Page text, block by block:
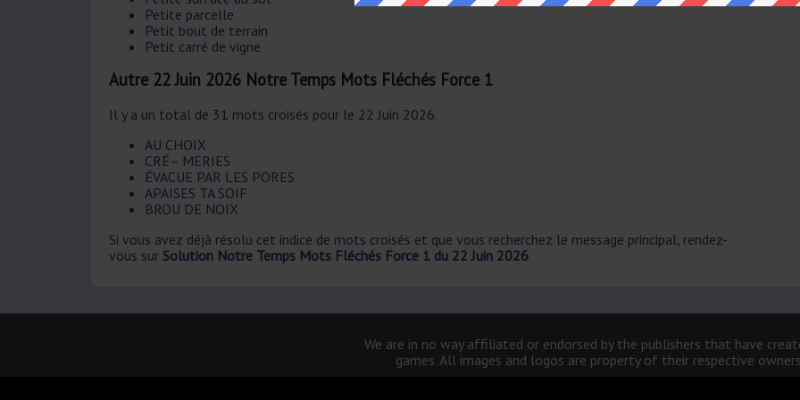
Petite parcelle
Petit bout de terrain
Petit carré de vigne
Autre 22 Juin 2026 Notre Temps Mots Fléchés Force 1
Il y a un total de 31 mots croisés pour le 22 Juin 2026.
AU CHOIX
CRÉ– MERIES
ÉVACUE PAR LES PORES
APAISES TA SOIF
BROU DE NOIX
Si vous avez déjà résolu cet indice de mots croisés et que vous recherchez le message principal, rendez-
vous sur Solution Notre Temps Mots Fléchés Force 1 du 22 Juin 2026
We are in no way affiliated or endorsed by the publishers that have
games. All images and logos are property of their respective